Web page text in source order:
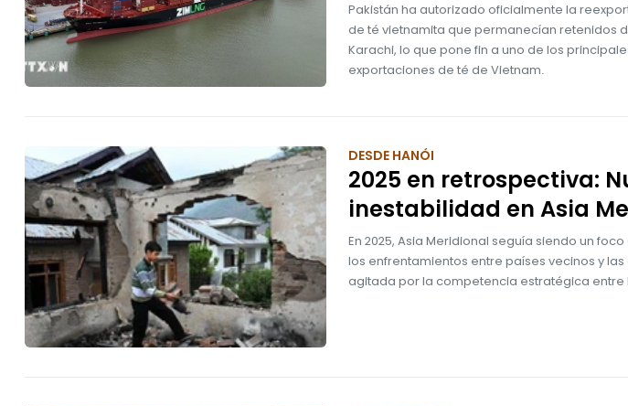
Pakistán ha autorizado oficialmente la
de té vietnamita que permanecían retenidos
Karachi, lo que pone fin a uno de los
exportaciones de té de Vietnam.
DESDE HANÓI
2025 en retrospectiva:
inestabilidad en Asia
En 2025, Asia Meridional seguía siendo un
los enfrentamientos entre países vecinos y
agitada por la competencia estratégica entre